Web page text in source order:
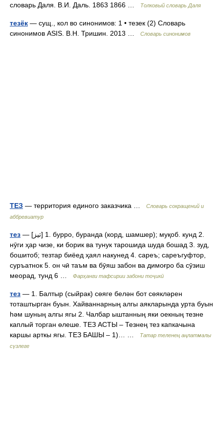
словарь Даля. В.И. Даль. 1863 1866 …
Толковый словарь Даля
тезёк — сущ., кол во синонимов: 1 • тезек (2) Словарь
синонимов ASIS. В.Н. Тришин. 2013 …
Словарь синонимов
ТЕЗ — территория единого заказчика …
Словарь сокращений и
аббревиатур
тез — [تيز] 1. бурро, буранда (корд, шамшер); муқоб. кунд 2.
нӯги ҳар чизе, ки борик ва тунук тарошида шуда бошад 3. зуд,
бошитоб; тезтар биёед ҳаял накунед 4. сареъ; сареъгуфтор,
суръатнок 5. он чӣ таъм ва бӯяш забон ва димоғро ба сӯзиш
меорад, тунд 6 …
Фарҳанги тафсирии забони тоҷикӣ
тез — 1. Балтыр (сыйрак) сөяге белән бот сөякләрен
тоташтырган буын. Хайваннарның алгы аякларында урта буын
һәм шуның алгы ягы 2. Чалбар ыштанның яки оекның тезне
каплый торган өлеше. ТЕЗ АСТЫ – Тезнең тез капкачына
каршы арткы ягы. ТЕЗ БАШЫ – 1)… …
Татар теленең аңлатмалы
сүзлеге